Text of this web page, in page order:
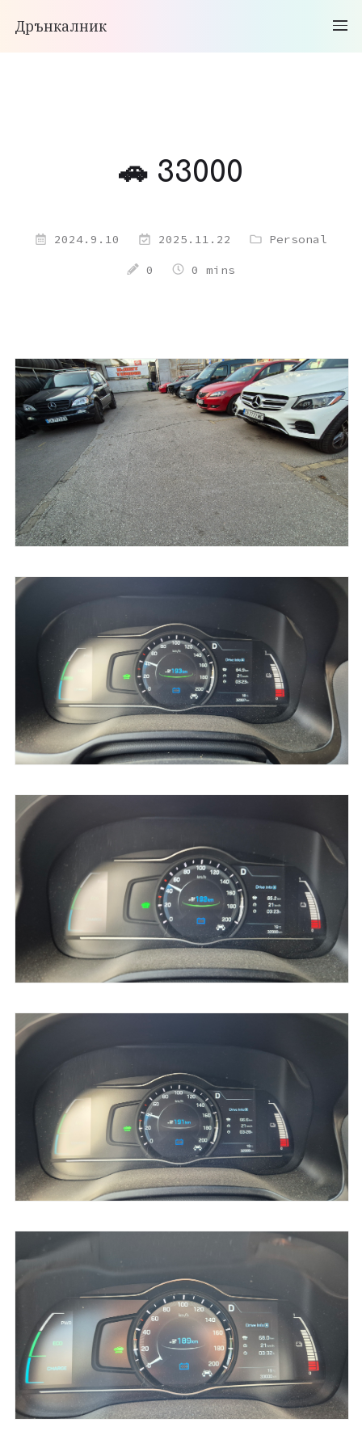
Дрънкалник
🚗 33000
2024.9.10 2025.11.22 Personal
0 0 mins